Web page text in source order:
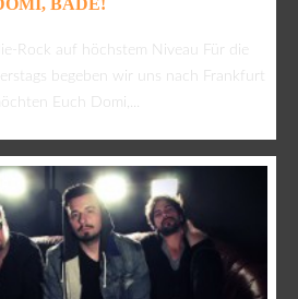
BADE!
Rock auf höchstem Niveau Für die
begeben wir uns nach Frankfurt
Euch Domi,...